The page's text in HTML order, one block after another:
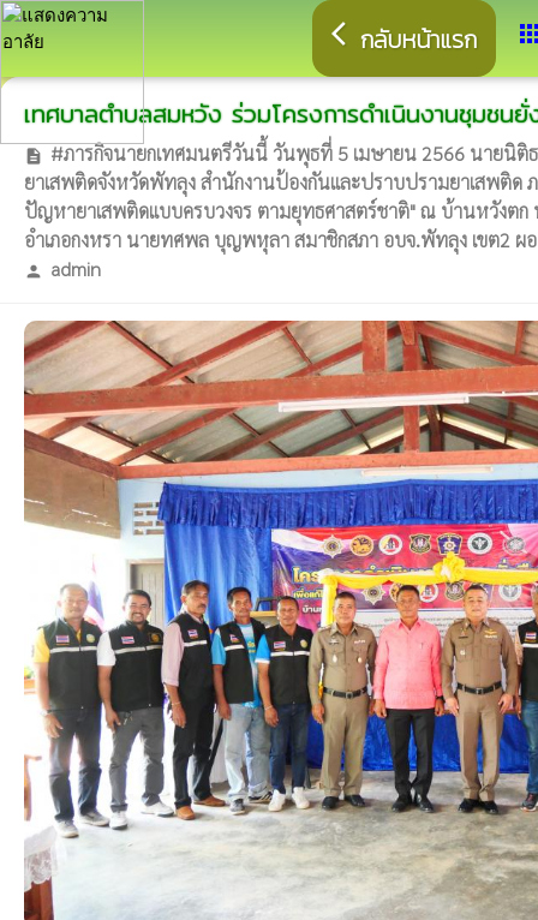
arrow_back_ios กลับหน้าแรก
เทศบาลตำบลสมหวัง ร่วมโครงการดำเนินงานชุมช
description #ภารกิจนายกเทศมนตรีวันนี้ วันพุธที่ 5 เมษายน 2566 นายนิติ
ยาเสพติดจังหวัดพัทลุง สำนักงานป้องกันและปราบปรามยาเสพติด
ปัญหายาเสพติดแบบครบวงจร ตามยุทธศาสตร์ชาติ" ณ บ้านหวังตก
อำเภอกงหรา นายทศพล บุญพหุลา สมาชิกสภา อบจ.พัทลุง เขต2 ผ
person admin